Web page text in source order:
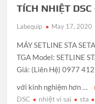
TÍCH NHIỆT DSC
Labequip May 17, 2020
MÁY SETLINE STA
TGA Model: SETLINE
Giá: (Liên Hệ) 0977
với kinh nghiệm hơn …
DSC nhiệt vi sai sta